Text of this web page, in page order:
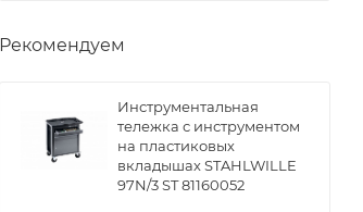
Рекомендуем
Инструментальная
тележка с инструментом
на пластиковых
вкладышах STAHLWILLE
97N/3 ST 81160052